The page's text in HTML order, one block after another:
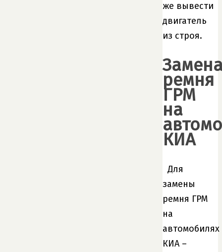
же вывести
двигатель
из строя.
ремня
ГРМ
на
КИА
Для
замены
ремня ГРМ
на
автомобилях
КИА –